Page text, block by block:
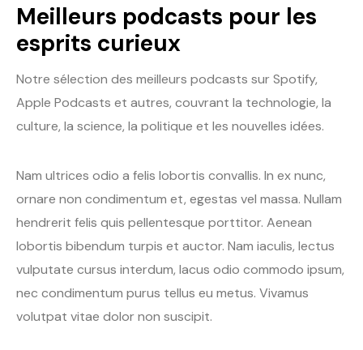
Meilleurs podcasts pour les
esprits curieux
Notre sélection des meilleurs podcasts sur Spotify,
Apple Podcasts et autres, couvrant la technologie, la
culture, la science, la politique et les nouvelles idées.
Nam ultrices odio a felis lobortis convallis. In ex nunc,
ornare non condimentum et, egestas vel massa. Nullam
hendrerit felis quis pellentesque porttitor. Aenean
lobortis bibendum turpis et auctor. Nam iaculis, lectus
vulputate cursus interdum, lacus odio commodo ipsum,
nec condimentum purus tellus eu metus. Vivamus
volutpat vitae dolor non suscipit.